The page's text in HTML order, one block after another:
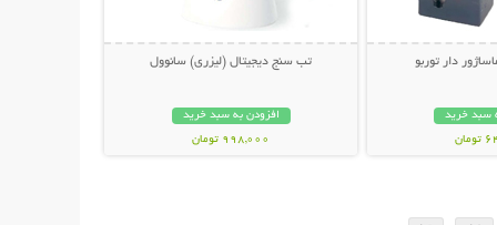
دار توربو
سبد خرید
تب سنج دیجیتال (لیزری) سانوول
افزودن به سبد خرید
998,000 تومان